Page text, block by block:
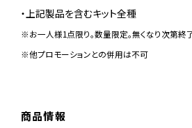
・上記製品を含むキット全種
※お一人様1点限り。数量限定。無くなり次第終
※他プロモーションとの併用は不可
商品情報